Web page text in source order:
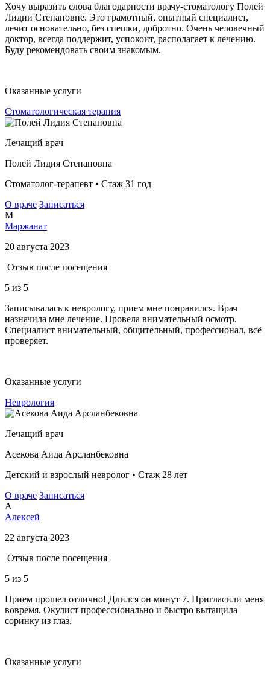
Хочу выразить слова благодарности врачу-стоматологу Полей
Лидии Степановне. Это грамотный, опытный специалист,
лечит основательно, без спешки, добротно. Очень человечный
доктор, всегда поддержит, успокоит, располагает к лечению.
Буду рекомендовать своим знакомым.
Оказанные услуги
Стоматологическая терапия
Лечащий врач
Полей Лидия Степановна
Стоматолог-терапевт • Стаж 31 год
О враче Записаться
М
Маржанат
20 августа 2023
Отзыв после посещения
5 из 5
Записывалась к неврологу, прием мне понравился. Врач
назначила мне лечение. Провела внимательный осмотр.
Специалист внимательный, общительный, профессионал, всё
проверяет.
Оказанные услуги
Неврология
Лечащий врач
Асекова Аида Арсланбековна
Детский и взрослый невролог • Стаж 28 лет
О враче Записаться
А
Алексей
22 августа 2023
Отзыв после посещения
5 из 5
Прием прошел отлично! Длился он минут 7. Пригласили меня
вовремя. Окулист профессионально и быстро вытащила
соринку из глаз.
Оказанные услуги